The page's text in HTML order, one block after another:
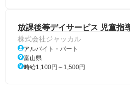
放課後等デイサービス 児童指
株式会社ジャッカル
アルバイト・パート
富山県
時給1,100円～1,500円